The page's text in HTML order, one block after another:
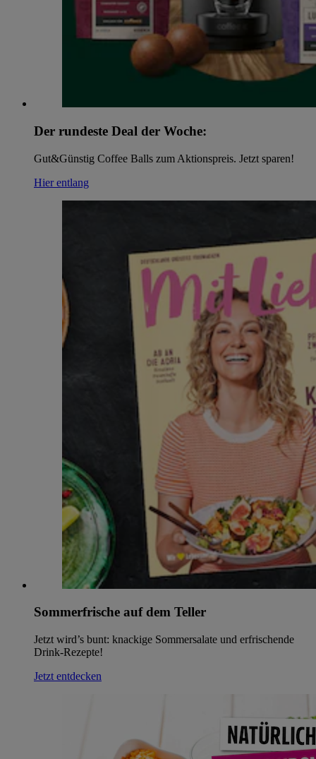
Der rundeste Deal der Woche:
Gut&Günstig Coffee Balls zum Aktionspreis. Jetzt sparen!
Hier entlang
Sommerfrische auf dem Teller
Jetzt wird’s bunt: knackige Sommersalate und erfrischende
Drink-Rezepte!
Jetzt entdecken